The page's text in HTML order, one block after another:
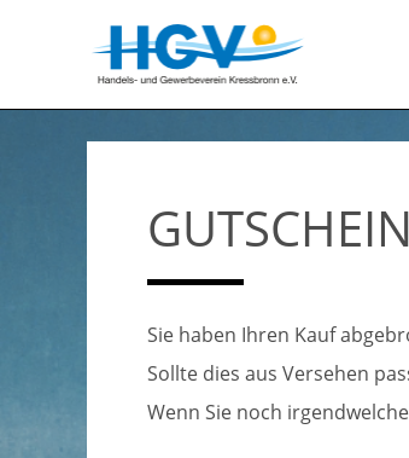
Sie haben Ihren Kauf
Sollte dies aus Versehen
Wenn Sie noch